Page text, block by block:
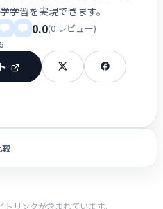
学習を実現できます。
0.0(0 レビュー)
較
リンクが含まれています。